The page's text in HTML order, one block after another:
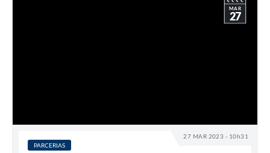
27 MAR 2023 - 10h31
MAR
27
PARCERIAS